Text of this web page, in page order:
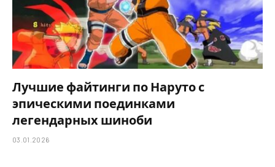
Лучшие файтинги по Наруто с
эпическими поединками
легендарных шиноби
03.01.2026